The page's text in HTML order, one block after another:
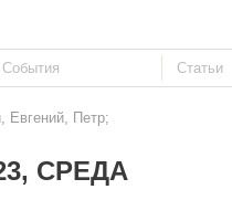
Евгений, Петр;
СРЕДА